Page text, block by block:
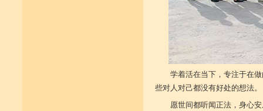
学着活在当下，专注于在
些对人对己都没有好处的想法。
愿世间都听闻正法，身心